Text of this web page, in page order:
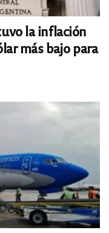
la inflación
más bajo para